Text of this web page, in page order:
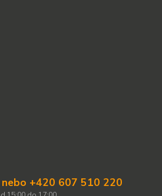
+420 607 510 220